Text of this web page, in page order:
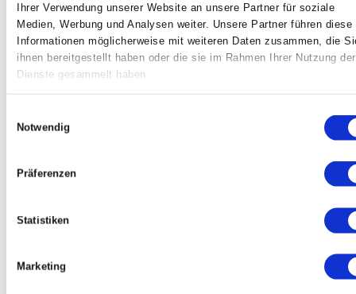
Ihrer Verwendung unserer Website an unsere Partner für soziale
Medien, Werbung und Analysen weiter. Unsere Partner führen diese
Informationen möglicherweise mit weiteren Daten zusammen, die
ihnen bereitgestellt haben oder die sie im Rahmen Ihrer Nutzung der
Dienste gesammelt haben.
Notwendig
Präferenzen
Statistiken
Marketing
Stefan Mayerhofer (Geschäftsführer
von Captif) und Julia Maiss (Head of
Agency bei 1000things) erzählen dir
bezüglich Leadership in ihren
Impressionen aus dem Workshop: